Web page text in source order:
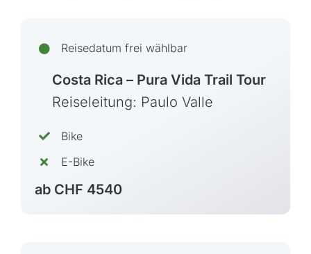
Reisedatum frei wählbar
Costa Rica – Pura Vida Trail Tour
Reiseleitung: Paulo Valle
Bike
E-Bike
ab CHF 4540
Azoren, Portugal
Balkan
Bikestationen
Bulgarien
Finnland